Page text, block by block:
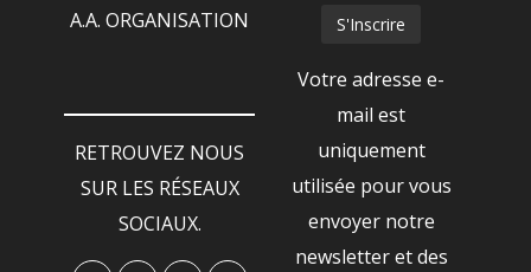
A.A. ORGANISATION
RETROUVEZ NOUS
SUR LES RÉSEAUX
SOCIAUX.
Votre adresse e-
mail est
uniquement
utilisée pour vous
envoyer notre
newsletter et des